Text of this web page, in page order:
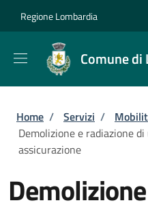
Regione Lombardia
Comune di
Briciole di
Home / Servizi /
Demolizione e radiazione
assicurazione